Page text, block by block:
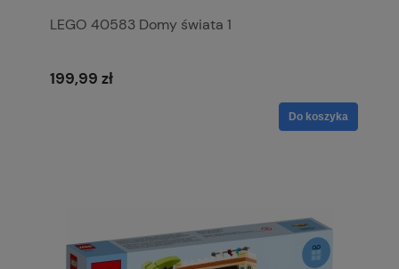
LEGO 40583 Domy świata 1
199,99 zł
Do koszyka